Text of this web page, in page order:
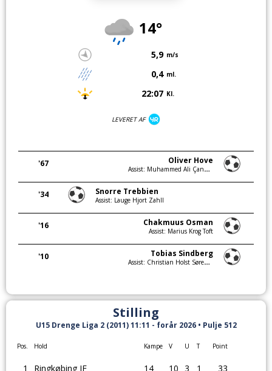
14°
5,9 m/s
0,4 ml.
22:07 Kl.
LEVERET AF
'67 Oliver Hove
Assist: Muhammed Ali Çankaya
'34 Snorre Trebbien
Assist: Lauge Hjort Zahll
'16 Chakmuus Osman
Assist: Marius Krog Toft
'10 Tobias Sindberg
Assist: Christian Holst Sørensen
Stilling
U15 Drenge Liga 2 (2011) 11:11 - forår 2026 • Pulje 512
Pos. Hold Kampe V U T Point
1 Ringkøbing IF 14 10 3 1 33